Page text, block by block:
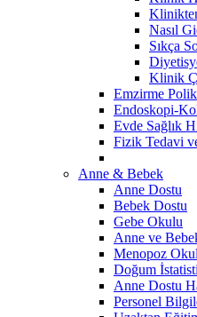
Nasıl
Sıkça
Klinik
Emzirme
Endoskopi-
Evde Sağlık
Fizik Tedavi
Anne & Bebek
Anne Dostu
Bebek Dostu
Gebe Okulu
Anne ve
Menopoz
Doğum
Anne Dostu
Personel